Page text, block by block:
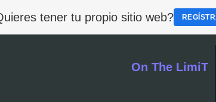
On The LimiT
tener tu propio sitio web?